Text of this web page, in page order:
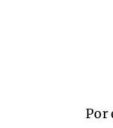
Por